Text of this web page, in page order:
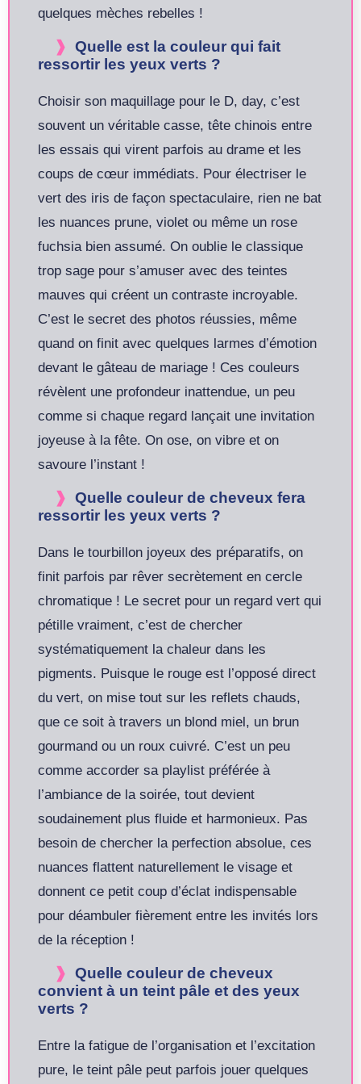
quelques mèches rebelles !
Quelle est la couleur qui fait
ressortir les yeux verts ?
Choisir son maquillage pour le D, day, c’est
souvent un véritable casse, tête chinois entre
les essais qui virent parfois au drame et les
coups de cœur immédiats. Pour électriser le
vert des iris de façon spectaculaire, rien ne bat
les nuances prune, violet ou même un rose
fuchsia bien assumé. On oublie le classique
trop sage pour s’amuser avec des teintes
mauves qui créent un contraste incroyable.
C’est le secret des photos réussies, même
quand on finit avec quelques larmes d’émotion
devant le gâteau de mariage ! Ces couleurs
révèlent une profondeur inattendue, un peu
comme si chaque regard lançait une invitation
joyeuse à la fête. On ose, on vibre et on
savoure l’instant !
Quelle couleur de cheveux fera
ressortir les yeux verts ?
Dans le tourbillon joyeux des préparatifs, on
finit parfois par rêver secrètement en cercle
chromatique ! Le secret pour un regard vert qui
pétille vraiment, c’est de chercher
systématiquement la chaleur dans les
pigments. Puisque le rouge est l’opposé direct
du vert, on mise tout sur les reflets chauds,
que ce soit à travers un blond miel, un brun
gourmand ou un roux cuivré. C’est un peu
comme accorder sa playlist préférée à
l’ambiance de la soirée, tout devient
soudainement plus fluide et harmonieux. Pas
besoin de chercher la perfection absolue, ces
nuances flattent naturellement le visage et
donnent ce petit coup d’éclat indispensable
pour déambuler fièrement entre les invités lors
de la réception !
Quelle couleur de cheveux
convient à un teint pâle et des yeux
verts ?
Entre la fatigue de l’organisation et l’excitation
pure, le teint pâle peut parfois jouer quelques